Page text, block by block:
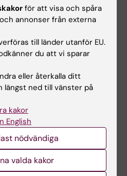
de olika stegen: 1. Beskrivning:
du/ni? Vad kände du/ni? 3.
var negativt? 4. Analys: Vad kan
Kunde du/vi gjort någonting
hände igen vad skulle du/vi göra då?
för att visa och spåra
annonser från externa
till länder utanför EU.
du att vi sparar
eller återkalla ditt
längst ned till vänster på
kakor
English
nödvändiga
valda kakor